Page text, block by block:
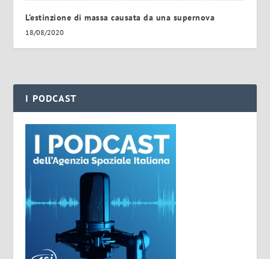
L’estinzione di massa causata da una supernova
18/08/2020
I PODCAST